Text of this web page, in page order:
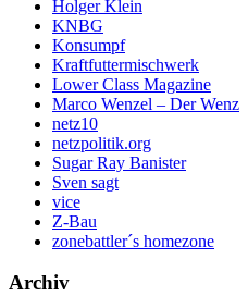
Holger Klein
KNBG
Konsumpf
Kraftfuttermischwerk
Lower Class Magazine
Marco Wenzel – Der Wenz
netz10
netzpolitik.org
Sugar Ray Banister
Sven sagt
vice
Z-Bau
zonebattler´s homezone
Archiv